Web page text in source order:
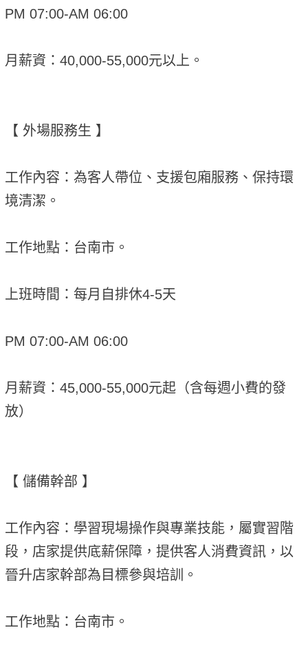
PM 07:00-AM 06:00
月薪資：40,000-55,000元以上。
【 外場服務生 】
工作內容：為客人帶位、支援包廂服務、保持環
境清潔。
工作地點：台南市。
上班時間：每月自排休4-5天
PM 07:00-AM 06:00
月薪資：45,000-55,000元起（含每週小費的發
放）
【 儲備幹部 】
工作內容：學習現場操作與專業技能，屬實習階
段，店家提供底薪保障，提供客人消費資訊，以
晉升店家幹部為目標參與培訓。
工作地點：台南市。